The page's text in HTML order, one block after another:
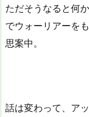
ただそうなると何
でウォーリアーを
思案中。
話は変わって、ア